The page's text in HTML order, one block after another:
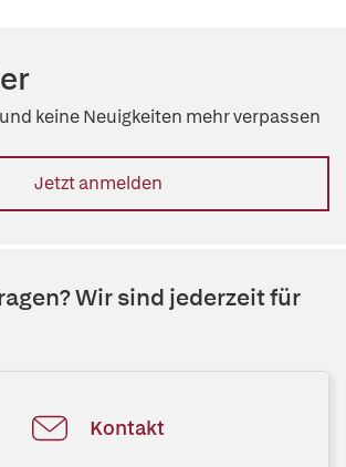
keine Neuigkeiten mehr verpassen
Jetzt anmelden
Wir sind jederzeit für
Kontakt